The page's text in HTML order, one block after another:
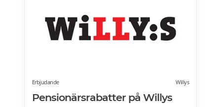
Erbjudande Willys
Pensionärsrabatter på Willys